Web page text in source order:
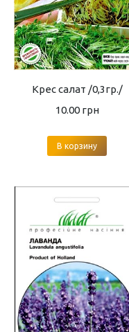
Крес салат /0,3гр./
10.00 грн
В корзину